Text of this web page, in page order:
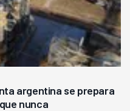
argentina se prepara
nunca